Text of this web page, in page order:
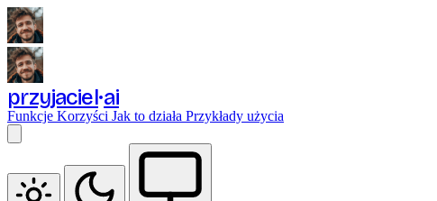
przyjaciel ai
Funkcje Korzyści Jak to działa Przykłady użycia